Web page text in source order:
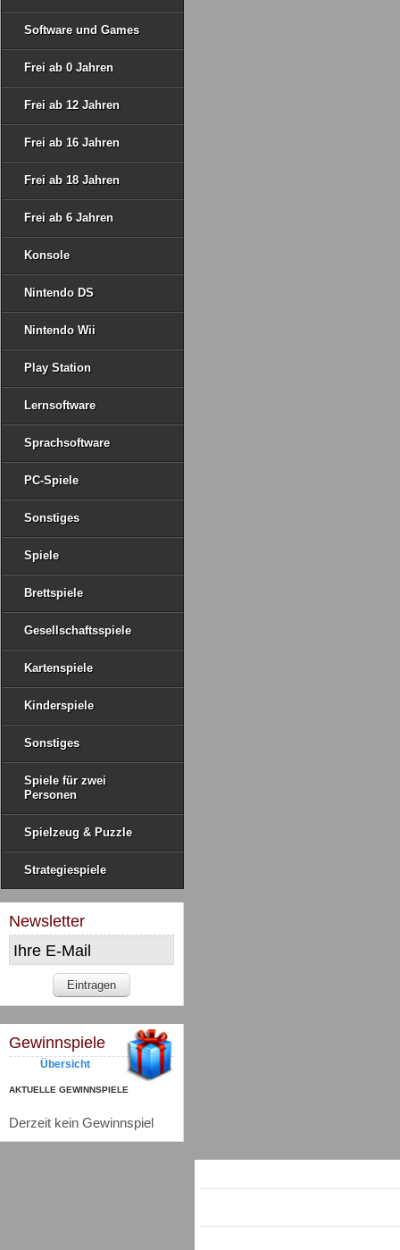
Software und Games
Frei ab 0 Jahren
Frei ab 12 Jahren
Frei ab 16 Jahren
Frei ab 18 Jahren
Frei ab 6 Jahren
Konsole
Nintendo DS
Nintendo Wii
Play Station
Lernsoftware
Sprachsoftware
PC-Spiele
Sonstiges
Spiele
Brettspiele
Gesellschaftsspiele
Kartenspiele
Kinderspiele
Sonstiges
Spiele für zwei
Personen
Spielzeug & Puzzle
Strategiespiele
Newsletter
Gewinnspiele
Übersicht
AKTUELLE GEWINNSPIELE
Derzeit kein Gewinnspiel